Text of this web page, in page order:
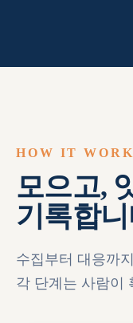
HOW IT
모으고,
기록합
수집부터 대응까
각 단계는 사람이